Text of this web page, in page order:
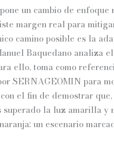
un cambio de enfoque
margen real para
camino posible es la
Baquedano analiza
ello, toma como
SERNAGEOMIN para
el fin de demostrar
superado la luz amarilla y
un escenario